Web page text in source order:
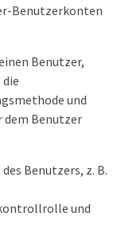
Benutzerkonten
Benutzer,
und
Benutzer
Benutzers, z. B.
und